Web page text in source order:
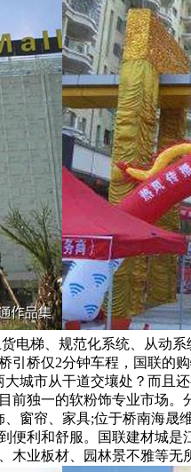
电梯、规范化系统、从动
桥仅2分钟车程，国联的
城市从干道交壤处？而且
独一的软粉饰专业市场
窗帘、家具;位于桥南海
利和舒服。国联建材城
业板材、园林景不雅等无